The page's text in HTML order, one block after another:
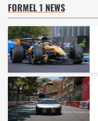
FORMEL 1 NEWS